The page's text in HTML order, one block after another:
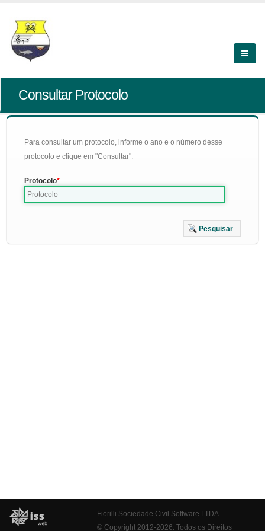
Consultar Protocolo
Para consultar um protocolo, informe o ano e o número desse
protocolo e clique em "Consultar".
Protocolo
Pesquisar
Fiorilli Sociedade Civil Software LTDA
© Copyright 2012-2026. Todos os Direitos